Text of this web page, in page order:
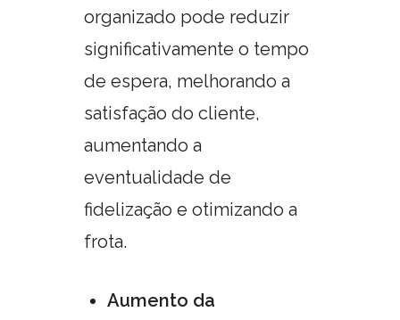
organizado pode reduzir
significativamente o tempo
de espera, melhorando a
satisfação do cliente,
aumentando a
eventualidade de
fidelização e otimizando a
frota.
Aumento da